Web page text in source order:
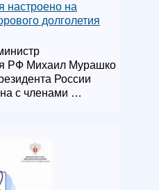
настроено на
долголетия
РФ Михаил Мурашко
России
с членами …